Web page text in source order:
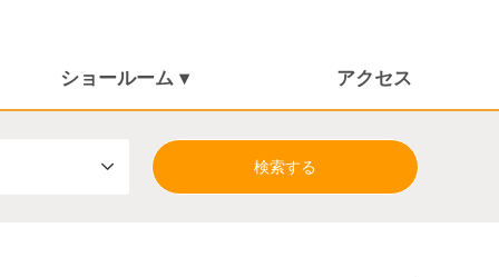
ショールーム ▾ アクセス